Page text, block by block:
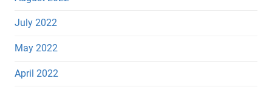
July 2022
May 2022
April 2022